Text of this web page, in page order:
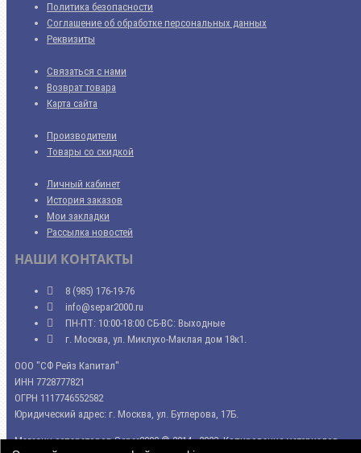
Политика безопасности
Соглашение об обработке персональных данных
Реквизиты
Связаться с нами
Возврат товара
Карта сайта
Производители
Товары со скидкой
Личный кабинет
История заказов
Мои закладки
Рассылка новостей
НАШИ КОНТАКТЫ
8 (985) 176-19-76
info@separ2000.ru
ПН-ПТ: 10:00-18:00 СБ-ВС: Выходные
г. Москва, ул. Миклухо-Маклая дом 18к1.
ООО "СФ Рейз Капитал"
ИНН 7728777821
ОГРН 1117746552582
Юридический адрес: г. Москва, ул. Бутлерова, 17Б.
Магазин сепараторов Separ2000 © 2014 - 2023. Копирование материалов